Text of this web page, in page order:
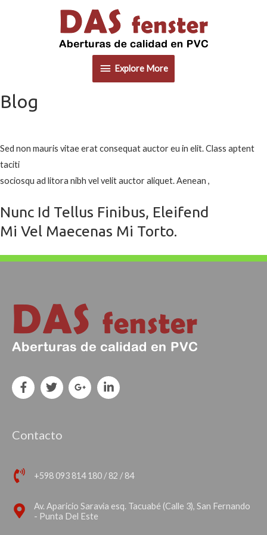
Explore
Explore More
Blog
Sed non mauris vitae erat consequat auctor eu in elit. Class aptent
taciti
sociosqu ad litora nibh vel velit auctor aliquet. Aenean ,
Nunc Id Tellus Finibus, Eleifend
Mi Vel Maecenas Mi Torto.
Contacto
+598 093 814 180 / 82 / 84
Av. Aparicio Saravia esq. Tacuabé (Calle 3), San Fernando
- Punta Del Este